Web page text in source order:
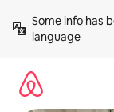
content
Some info has
language